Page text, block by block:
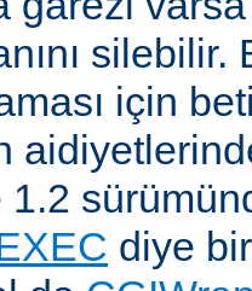
silebilir.
için
diye